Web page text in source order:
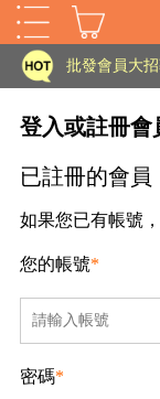
批發會員大
登入或註冊會
已註冊的會員
如果您已有帳號
您的帳號*
密碼*